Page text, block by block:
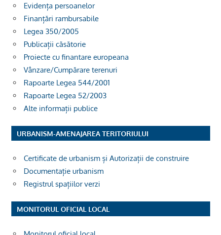
Evidența persoanelor
Finanțări rambursabile
Legea 350/2005
Publicații căsătorie
Proiecte cu finantare europeana
Vânzare/Cumpărare terenuri
Rapoarte Legea 544/2001
Rapoarte Legea 52/2003
Alte informații publice
URBANISM-AMENAJAREA TERITORIULUI
Certificate de urbanism și Autorizații de construire
Documentație urbanism
Registrul spațiilor verzi
MONITORUL OFICIAL LOCAL